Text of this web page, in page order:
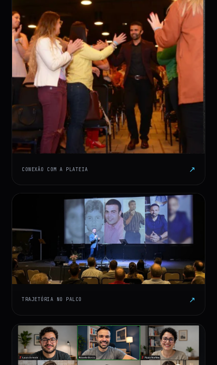
CONEXÃO COM A PLATEIA ↗
TRAJETÓRIA NO PALCO ↗